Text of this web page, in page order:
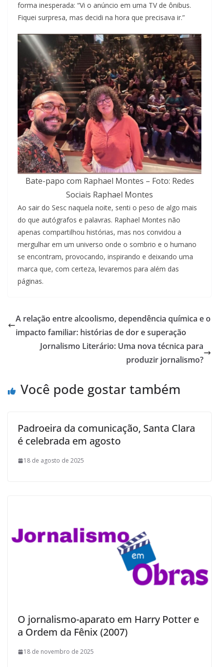
forma inesperada: “Vi o anúncio em uma TV de ônibus.
Fiquei surpresa, mas decidi na hora que precisava ir.”
Bate-papo com Raphael Montes – Foto: Redes
Sociais Raphael Montes
Ao sair do Sesc naquela noite, senti o peso de algo mais
do que autógrafos e palavras. Raphael Montes não
apenas compartilhou histórias, mas nos convidou a
mergulhar em um universo onde o sombrio e o humano
se encontram, provocando, inspirando e deixando uma
marca que, com certeza, levaremos para além das
páginas.
A relação entre alcoolismo, dependência química e o
impacto familiar: histórias de dor e superação
Jornalismo Literário: Uma nova técnica para
produzir jornalismo?
Você pode gostar também
Padroeira da comunicação, Santa Clara
é celebrada em agosto
18 de agosto de 2025
O jornalismo-aparato em Harry Potter e
a Ordem da Fênix (2007)
18 de novembro de 2025